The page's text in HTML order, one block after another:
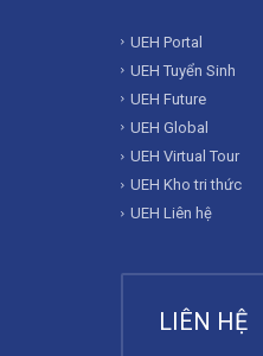
UEH Portal
UEH Tuyển Sinh
UEH Future
UEH Global
UEH Virtual Tour
UEH Kho tri thức
UEH Liên hệ
LIÊN HỆ